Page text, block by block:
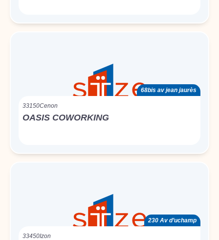
68bis av jean jaurès
33150Cenon
OASIS COWORKING
230 Av d’uchamp
33450Izon